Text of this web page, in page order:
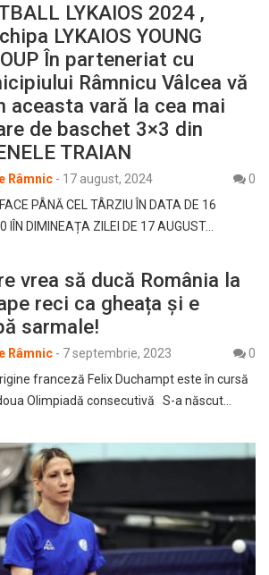
LYKAIOS 2024 ,
LYKAIOS YOUNG
În parteneriat cu
Râmnicu Vâlcea vă
aceasta vară la cea mai
de baschet 3×3 din
TRAIAN
Râmnic - 17 august, 2024
0
PÂNĂ CEL TÂRZIU ÎN DATA DE 16
IÎN DIMINEAȚA ZILEI DE 17 AUGUST…
vrea să ducă România la
reci ca gheața și e
sarmale!
Râmnic - 7 septembrie, 2023
0
franceză Felix Duchampt este în cursă
Olimpiadă consecutivă S-a născut…